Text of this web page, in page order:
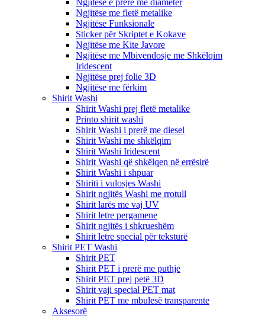
Ngjitëse e prerë me diametër
Ngjitëse me fletë metalike
Ngjitëse Funksionale
Sticker për Skriptet e Kokave
Ngjitëse me Kite Javore
Ngjitëse me Mbivendosje me Shkëlqim
Iridescent
Ngjitëse prej folie 3D
Ngjitëse me fërkim
Shirit Washi
Shirit Washi prej fletë metalike
Printo shirit washi
Shirit Washi i prerë me diesel
Shirit Washi me shkëlqim
Shirit Washi Iridescent
Shirit Washi që shkëlqen në errësirë
Shirit Washi i shpuar
Shiriti i vulosjes Washi
Shirit ngjitës Washi me rrotull
Shirit larës me vaj UV
Shirit letre pergamene
Shirit ngjitës i shkrueshëm
Shirit letre special për teksturë
Shirit PET Washi
Shirit PET
Shirit PET i prerë me puthje
Shirit PET prej petë 3D
Shirit vaji special PET mat
Shirit PET me mbulesë transparente
Aksesorë